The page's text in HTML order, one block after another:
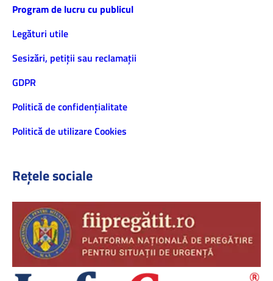
Program de lucru cu publicul
Legături utile
Sesizări, petiţii sau reclamații
GDPR
Politică de confidenţialitate
Politică de utilizare Cookies
Rețele sociale